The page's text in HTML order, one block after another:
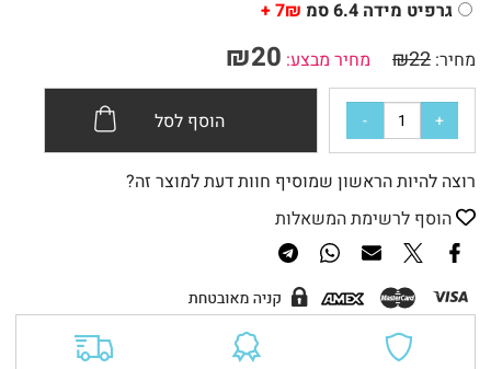
גרפיט מידה 6.4 סמ
7₪ +
מחיר:
₪22 מחיר מבצע: ₪20
הוסף לסל
רוצה להיות הראשון שמוסיף חוות דעת למוצר זה?
הוסף לרשימת המשאלות